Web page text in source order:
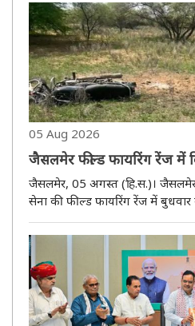
05 Aug 2026
जैसलमेर फील्ड फायरिंग रेंज में
जैसलमेर, 05 अगस्त (हि.स.)। जैसलमेर
सेना की फील्ड फायरिंग रेंज में